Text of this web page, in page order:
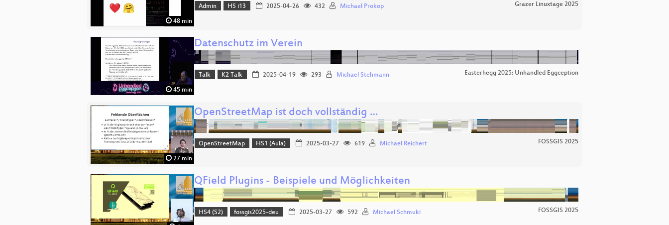
48 min
Admin HS i13 2025-04-26 432 Michael Prokop Grazer Linuxtage 2025
45 min
Datenschutz im Verein
Talk K2 Talk 2025-04-19 293 Michael Stehmann Easterhegg 2025: Unhandled Eggception
27 min
OpenStreetMap ist doch vollständig …
OpenStreetMap HS1 (Aula) 2025-03-27 619 Michael Reichert FOSSGIS 2025
QField Plugins - Beispiele und Möglichkeiten
HS4 (S2) fossgis2025-deu 2025-03-27 592 Michael Schmuki FOSSGIS 2025